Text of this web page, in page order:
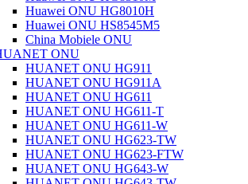
Huawei ONU HG8010H
Huawei ONU HS8545M5
China Mobiele ONU
ONU
HUANET ONU HG911
HUANET ONU HG911A
HUANET ONU HG611
HUANET ONU HG611-T
HUANET ONU HG611-W
HUANET ONU HG623-TW
HUANET ONU HG623-FTW
HUANET ONU HG643-W